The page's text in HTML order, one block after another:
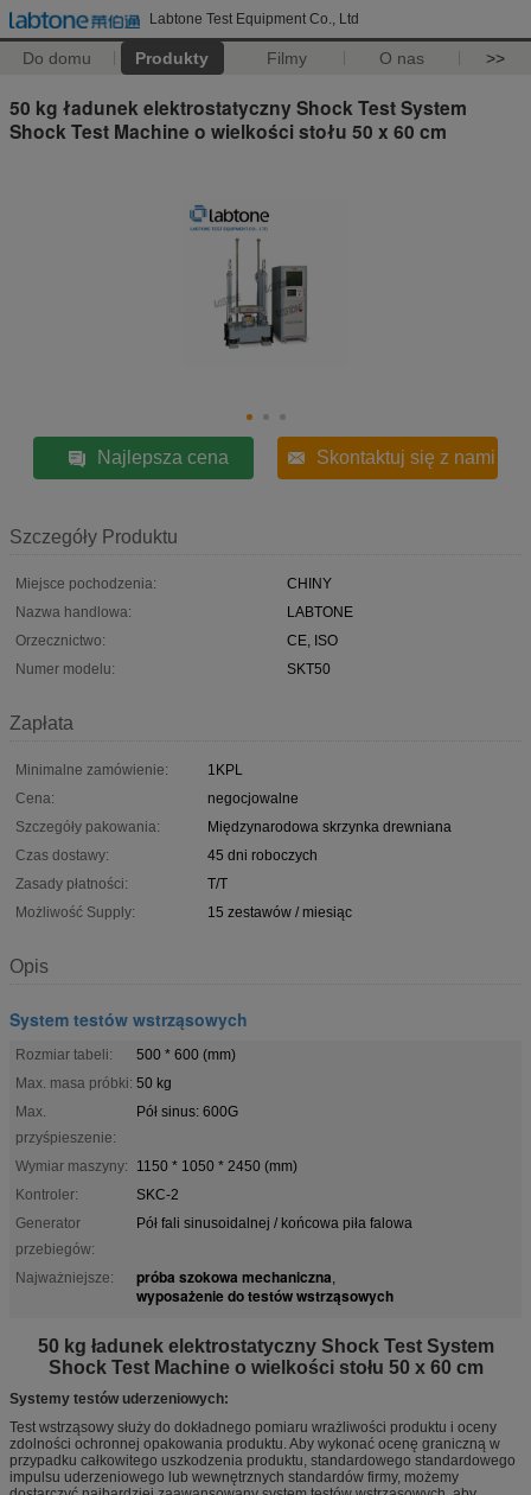
Labtone Test Equipment Co., Ltd
Do domu Produkty Filmy O nas >>
50 kg ładunek elektrostatyczny Shock Test System
Shock Test Machine o wielkości stołu 50 x 60 cm
Najlepsza cena Skontaktuj się z nami
Szczegóły Produktu
Miejsce pochodzenia:
CHINY
Nazwa handlowa:
LABTONE
Orzecznictwo:
CE, ISO
Numer modelu:
SKT50
Zapłata
Minimalne zamówienie:
1KPL
Cena:
negocjowalne
Szczegóły pakowania:
Międzynarodowa skrzynka drewniana
Czas dostawy:
45 dni roboczych
Zasady płatności:
T/T
Możliwość Supply:
15 zestawów / miesiąc
Opis
System testów wstrząsowych
Rozmiar tabeli:
500 * 600 (mm)
Max. masa próbki: 50 kg
Max.
przyśpieszenie:
Pół sinus: 600G
Wymiar maszyny:
1150 * 1050 * 2450 (mm)
Kontroler:
SKC-2
Generator
przebiegów:
Pół fali sinusoidalnej / końcowa piła falowa
Najważniejsze: próba szokowa mechaniczna,
wyposażenie do testów wstrząsowych
50 kg ładunek elektrostatyczny Shock Test System
Shock Test Machine o wielkości stołu 50 x 60 cm
Systemy testów uderzeniowych:
Test wstrząsowy służy do dokładnego pomiaru wrażliwości produktu i oceny
zdolności ochronnej opakowania produktu.Aby wykonać ocenę graniczną w
przypadku całkowitego uszkodzenia produktu, standardowego standardowego
impulsu uderzeniowego lub wewnętrznych standardów firmy, możemy